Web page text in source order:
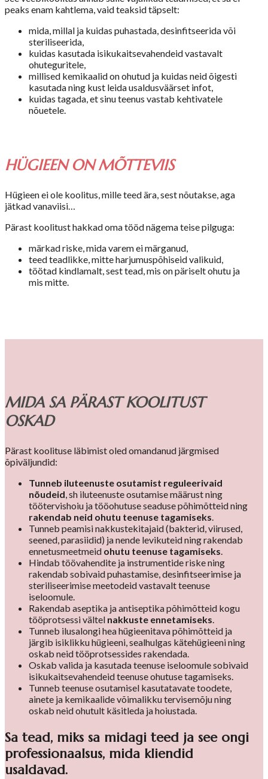
peaks enam kahtlema, vaid teaksid täpselt:
mida, millal ja kuidas puhastada, desinfitseerida või
steriliseerida,
kuidas kasutada isikukaitsevahendeid vastavalt
ohuteguritele,
millised kemikaalid on ohutud ja kuidas neid õigesti
kasutada ning kust leida usaldusväärset infot,
kuidas tagada, et sinu teenus vastab kehtivatele
nõuetele.
HÜGIEEN ON MÕTTEVIIS
Hügieen ei ole koolitus, mille teed ära, sest nõutakse, aga
jätkad vanaviisi…
Pärast koolitust hakkad oma tööd nägema teise pilguga:
märkad riske, mida varem ei märganud,
teed teadlikke, mitte harjumuspõhiseid valikuid,
töötad kindlamalt, sest tead, mis on päriselt ohutu ja
mis mitte.
MIDA SA PÄRAST KOOLITUST
OSKAD
Pärast koolituse läbimist oled omandanud järgmised
õpiväljundid:
Tunneb iluteenuste osutamist reguleerivaid
nõudeid, sh iluteenuste osutamise määrust ning
töötervishoiu ja tööohutuse seaduse põhimõtteid ning
rakendab neid ohutu teenuse tagamiseks.
Tunneb peamisi nakkustekitajaid (bakterid, viirused,
seened, parasiidid) ja nende levikuteid ning rakendab
ennetusmeetmeid ohutu teenuse tagamiseks.
Hindab töövahendite ja instrumentide riske ning
rakendab sobivaid puhastamise, desinfitseerimise ja
steriliseerimise meetodeid vastavalt teenuse
iseloomule.
Rakendab aseptika ja antiseptika põhimõtteid kogu
tööprotsessi vältel nakkuste ennetamiseks.
Tunneb ilusalongi hea hügieenitava põhimõtteid ja
järgib isiklikku hügieeni, sealhulgas kätehügieeni ning
oskab neid tööprotsessides rakendada.
Oskab valida ja kasutada teenuse iseloomule sobivaid
isikukaitsevahendeid teenuse ohutuse tagamiseks.
Tunneb teenuse osutamisel kasutatavate toodete,
ainete ja kemikaalide võimalikku tervisemõju ning
oskab neid ohutult käsitleda ja hoiustada.
Sa tead, miks sa midagi teed ja see ongi
professionaalsus, mida kliendid
usaldavad.